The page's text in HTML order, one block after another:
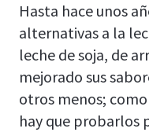
Hasta hace unos
alternativas a la
leche de soja, de
mejorado sus
otros menos;
hay que probarlos